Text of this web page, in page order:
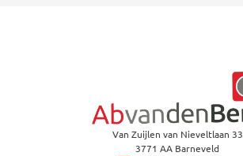
Van Zuijlen van Nieveltlaan 33
3771 AA Barneveld